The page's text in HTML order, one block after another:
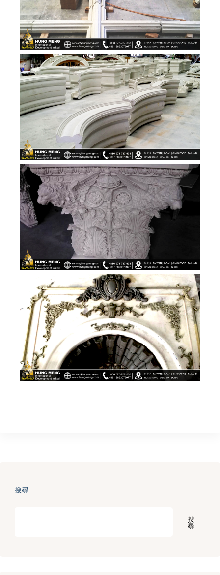
搜尋
搜
尋